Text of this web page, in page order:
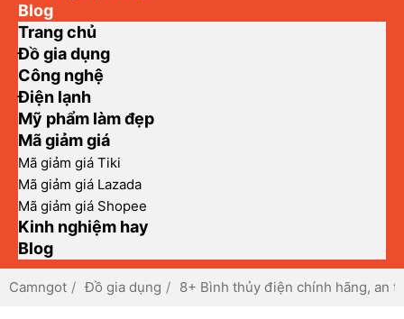
Blog
Trang chủ
Đồ gia dụng
Công nghệ
Điện lạnh
Mỹ phẩm làm đẹp
Mã giảm giá
Mã giảm giá Tiki
Mã giảm giá Lazada
Mã giảm giá Shopee
Kinh nghiệm hay
Blog
Camngot Đồ gia dụng 8+ Bình thủy điện chính hãng, an